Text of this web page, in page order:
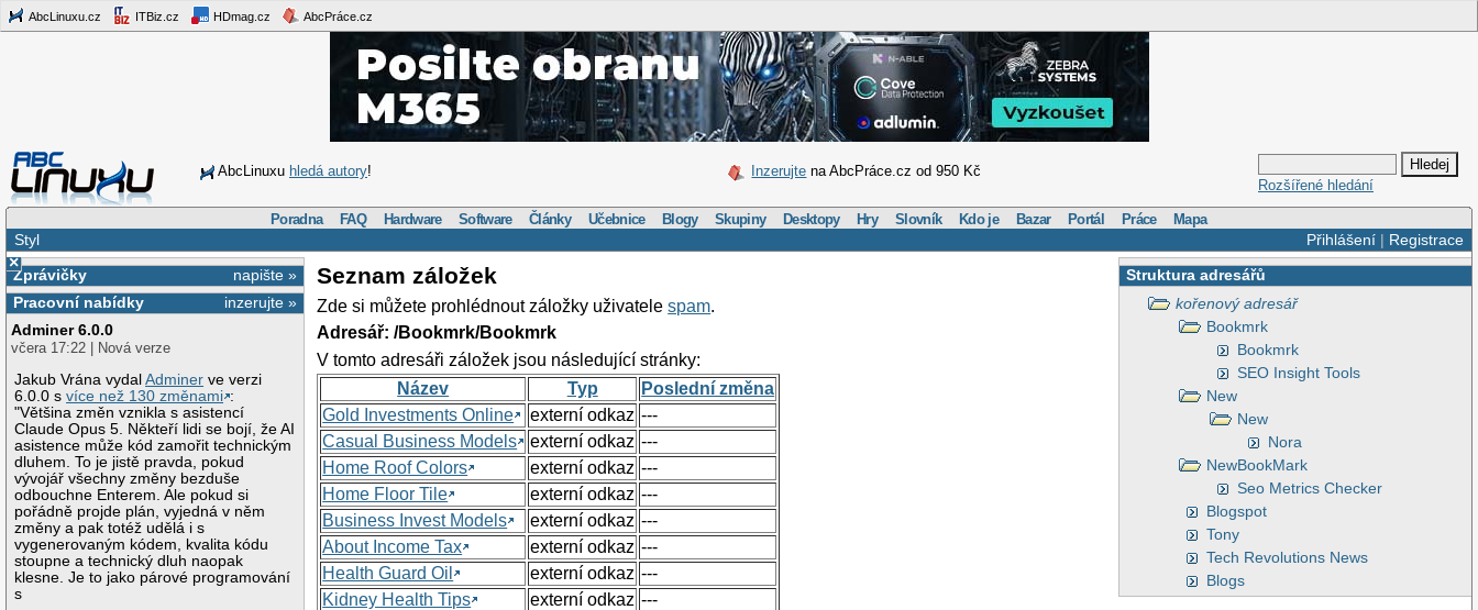
AbcLinuxu.cz ITBiz.cz HDmag.cz AbcPráce.cz
AbcLinuxu hledá autory! Inzerujte na AbcPráce.cz od 950 Kč
Rozšířené hledání
Poradna FAQ Hardware Software Články Učebnice Blogy Skupiny Desktopy Hry Slovník Kdo je Bazar Portál Práce Mapa
Přihlášení| Registrace
Styl
×
napište »
Zprávičky
inzerujte »
Pracovní nabídky
Adminer 6.0.0
včera 17:22 | Nová verze
Jakub Vrána vydalAdminer ve verzi
6.0.0 svíce než 130 změnami :
"Většina změn vznikla s asistencí
Claude Opus 5. Někteří lidi se bojí, že AI
asistence může kód zamořit technickým
dluhem. To je jistě pravda, pokud
vývojář všechny změny bezduše
odbouchne Enterem. Ale pokud si
pořádně projde plán, vyjedná v něm
změny a pak totéž udělá i s
vygenerovaným kódem, kvalita kódu
stoupne a technický dluh naopak
klesne. Je to jako párové programování
s
Struktura adresářů
kořenový adresář
Bookmrk
Bookmrk
SEO Insight Tools
New
New
Nora
NewBookMark
Seo Metrics Checker
Blogspot
Tony
Tech Revolutions News
Blogs
Seznam záložek
Zde si můžete prohlédnout záložky uživatelespam.
Adresář: /Bookmrk/Bookmrk
V tomto adresáři záložek jsou následující stránky:
Název
Typ
Poslední změna
Gold Investments Online
externí odkaz ---
Casual Business Models
externí odkaz ---
Home Roof Colors
externí odkaz ---
Home Floor Tile
externí odkaz ---
Business Invest Models
externí odkaz ---
About Income Tax
externí odkaz ---
Health Guard Oil
externí odkaz ---
Kidney Health Tips
externí odkaz ---